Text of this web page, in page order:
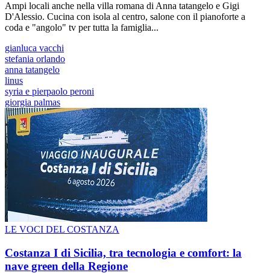
Ampi locali anche nella villa romana di Anna tatangelo e Gigi
D'Alessio. Cucina con isola al centro, salone con il pianoforte a
coda e "angolo" tv per tutta la famiglia...
gianluca vacchi
stefania orlando
anna tatangelo
linus
syria e pierpaolo peroni
giorgia palmas
LE VOCI DEL COSTANZA
Costanza I di Sicilia, tra tecnologia e comfort: la
nave green della Regione